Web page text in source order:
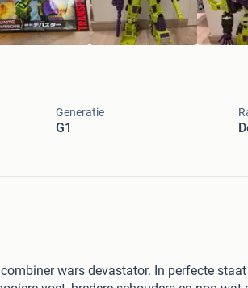
Generatie
G1
wars devastator. In perfecte